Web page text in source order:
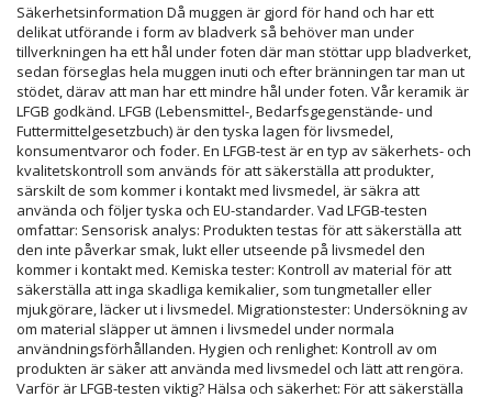
Säkerhetsinformation Då muggen är gjord för hand och har ett
delikat utförande i form av bladverk så behöver man under
tillverkningen ha ett hål under foten där man stöttar upp bladverket,
sedan förseglas hela muggen inuti och efter bränningen tar man ut
stödet, därav att man har ett mindre hål under foten. Vår keramik är
LFGB godkänd. LFGB (Lebensmittel-, Bedarfsgegenstände- und
Futtermittelgesetzbuch) är den tyska lagen för livsmedel,
konsumentvaror och foder. En LFGB-test är en typ av säkerhets- och
kvalitetskontroll som används för att säkerställa att produkter,
särskilt de som kommer i kontakt med livsmedel, är säkra att
använda och följer tyska och EU-standarder. Vad LFGB-testen
omfattar: Sensorisk analys: Produkten testas för att säkerställa att
den inte påverkar smak, lukt eller utseende på livsmedel den
kommer i kontakt med. Kemiska tester: Kontroll av material för att
säkerställa att inga skadliga kemikalier, som tungmetaller eller
mjukgörare, läcker ut i livsmedel. Migrationstester: Undersökning av
om material släpper ut ämnen i livsmedel under normala
användningsförhållanden. Hygien och renlighet: Kontroll av om
produkten är säker att använda med livsmedel och lätt att rengöra.
Varför är LFGB-testen viktig? Hälsa och säkerhet: För att säkerställa